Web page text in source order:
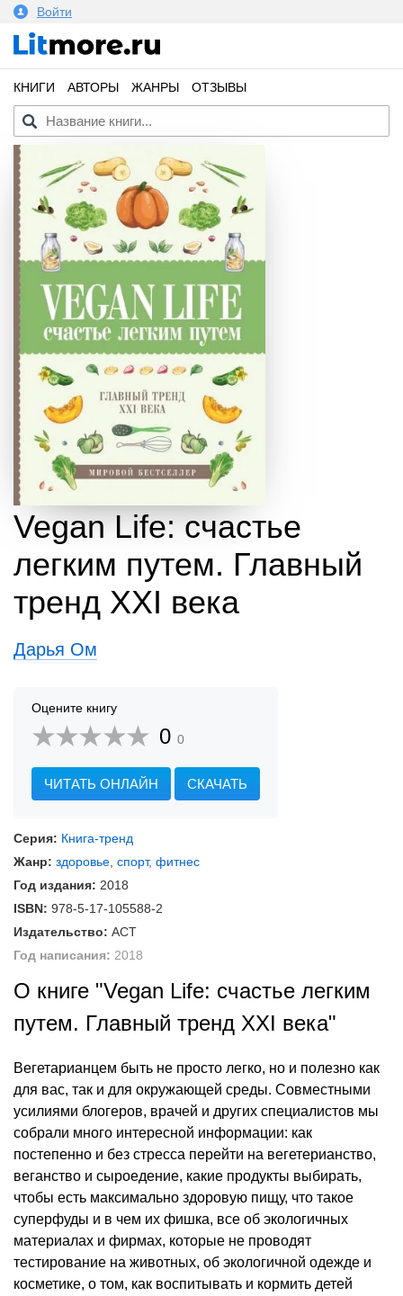
Войти
КНИГИ АВТОРЫ ЖАНРЫ ОТЗЫВЫ
Vegan Life: счастье
легким путем. Главный
тренд XXI века
Дарья Ом
Оцените книгу
0 0
ЧИТАТЬ ОНЛАЙН СКАЧАТЬ
Серия: Книга-тренд
Жанр: здоровье спорт, фитнес
Год издания: 2018
ISBN: 978-5-17-105588-2
Издательство: АСТ
Год написания: 2018
О книге "Vegan Life: счастье легким
путем. Главный тренд XXI века"
Вегетарианцем быть не просто легко, но и полезно как
для вас, так и для окружающей среды. Совместными
усилиями блогеров, врачей и других специалистов мы
собрали много интересной информации: как
постепенно и без стресса перейти на вегетерианство,
веганство и сыроедение, какие продукты выбирать,
чтобы есть максимально здоровую пищу, что такое
суперфуды и в чем их фишка, все об экологичных
материалах и фирмах, которые не проводят
тестирование на животных, об экологичной одежде и
косметике, о том, как воспитывать и кормить детей